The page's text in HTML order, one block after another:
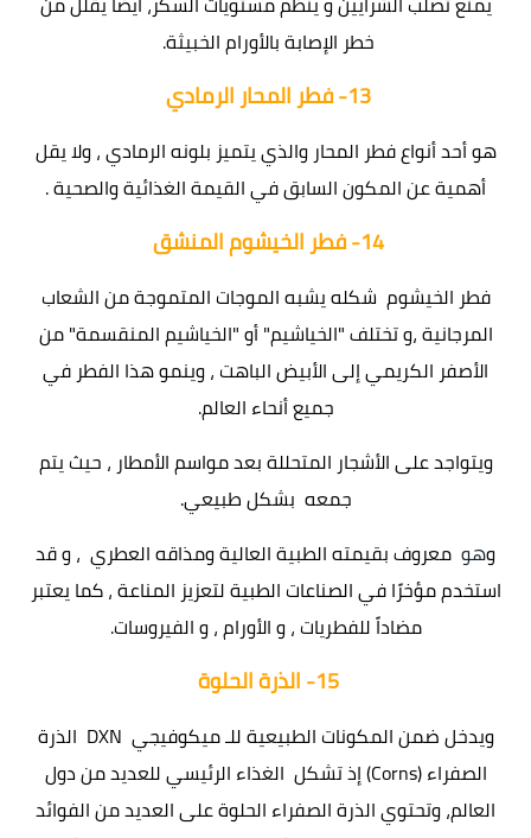
خطر الإصابة بالأورام الخبيثة.
13- فطرالمحار الرمادي
هو أحد أنواع فطر المحار والذي يتميز بلونه الرمادي ، ولا يقل
أهمية عن المكون السابق في القيمة الغذائية والصحية .
14- فطرالخيشوم المنشق
فطر الخيشوم شكله يشبه الموجات المتموجة من الشعاب
المرجانية ،و تختلف "الخياشيم" أو "الخياشيم المنقسمة" من
الأصفر الكريمي إلى الأبيض الباهت ، وينمو هذا الفطر في
جميع أنحاء العالم.
ويتواجد على الأشجار المتحللة بعد مواسم الأمطار ، حيث يتم
جمعه بشكل طبيعي.
وهو معروف بقيمته الطبية العالية ومذاقه العطري ، و قد
استخدم مؤخرًا في الصناعات الطبية لتعزيز المناعة ، كما يعتبر
مضاداً للفطريات ، و الأورام ، و الفيروسات.
15- الذرة الحلوة
ويدخل ضمن المكونات الطبيعية للـ ميكوفيجي DXN الذرة
الصفراء (Corns) إذ تشكل الغذاء الرئيسي للعديد من دول
العالم، وتحتوي الذرة الصفراء الحلوة على العديد من الفوائد